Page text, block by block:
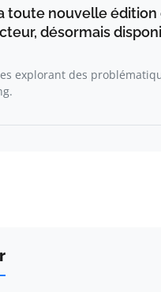
toute nouvelle édition
désormais
explorant des